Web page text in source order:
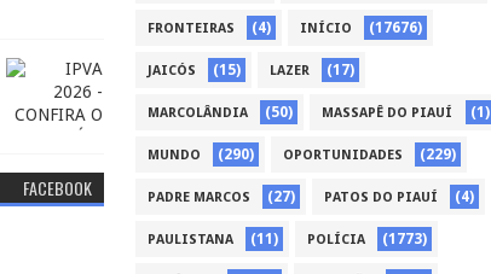
FACEBOOK
FRONTEIRAS (4) INÍCIO (17676)
JAICÓS (15) LAZER (17)
MARCOLÂNDIA (50) MASSAPÊ DO PIAUÍ (1)
MUNDO (290) OPORTUNIDADES (229)
PADRE MARCOS (27) PATOS DO PIAUÍ (4)
PAULISTANA (11) POLÍCIA (1773)